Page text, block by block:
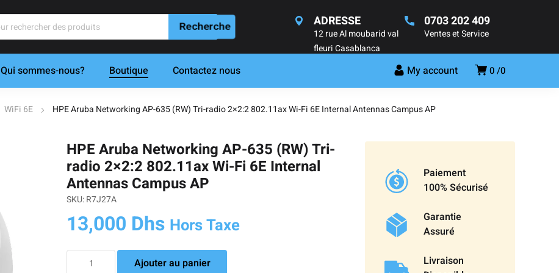
ADRESSE
12 rue Al moubarid val
fleuri Casablanca
0703 202 409
Ventes et Service
0 0
My account
Qui sommes-nous? Boutique Contactez nous
WiFi 6E HPE Aruba Networking AP-635 (RW) Tri-radio 2×2:2 802.11ax Wi-Fi 6E Internal Antennas Campus AP
HPE Aruba Networking AP-635 (RW) Tri-
radio 2×2:2 802.11ax Wi-Fi 6E Internal
Antennas Campus AP
SKU: R7J27A
13,000 Dhs Hors Taxe
Ajouter au panier
Paiement
100% Sécurisé
Garantie
Assuré
Livraison